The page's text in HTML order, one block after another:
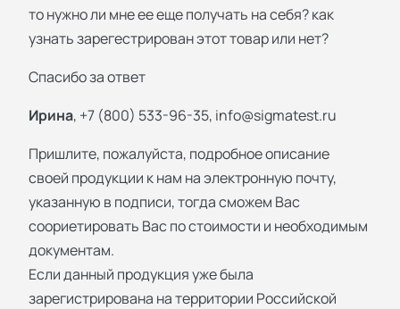
то нужно ли мне ее еще получать на себя? как
узнать зарегестрирован этот товар или нет?
Спасибо за ответ
Ирина, +7 (800) 533-96-35, info@sigmatest.ru
Пришлите, пожалуйста, подробное описание
своей продукции к нам на электронную почту,
указанную в подписи, тогда сможем Вас
соориетировать Вас по стоимости и необходимым
документам.
Если данный продукция уже была
зарегистрирована на территории Российской